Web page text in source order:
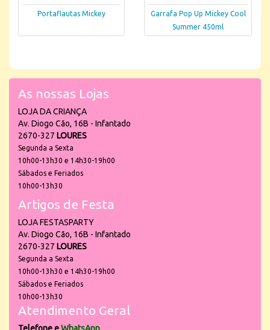
Portaflautas Mickey
Garrafa Pop Up Mickey Cool
Summer 450ml
As nossas Lojas
LOJA DA CRIANÇA
Av. Diogo Cão, 16B - Infantado
2670-327 LOURES
Segunda a Sexta
10h00-13h30 e 14h30-19h00
Sábados e Feriados
10h00-13h30
Artigos de Festa
LOJA FESTASPARTY
Av. Diogo Cão, 16B - Infantado
2670-327 LOURES
Segunda a Sexta
10h00-13h30 e 14h30-19h00
Sábados e Feriados
10h00-13h30
Atendimento Geral